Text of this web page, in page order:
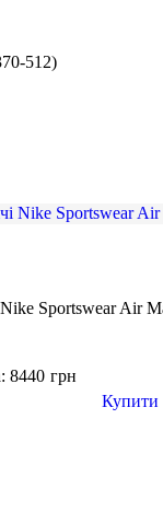
512)
Nike Sportswear Air
грн
8440
Купити